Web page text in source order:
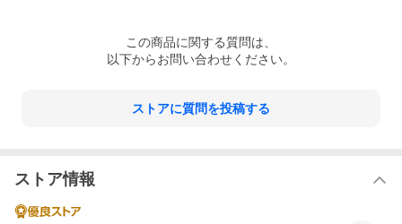
この商品に関する質問は、
以下からお問い合わせください。
ストアに質問を投稿する
ストア情報